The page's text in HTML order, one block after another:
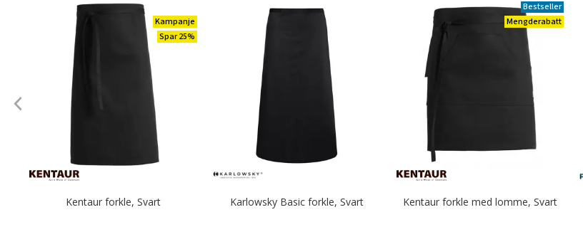
Kampanje
Spar 25%
Kentaur forkle, Svart Karlowsky Basic forkle, Svart
Bestseller
Mengderabatt
Kentaur forkle med lomme, Svart